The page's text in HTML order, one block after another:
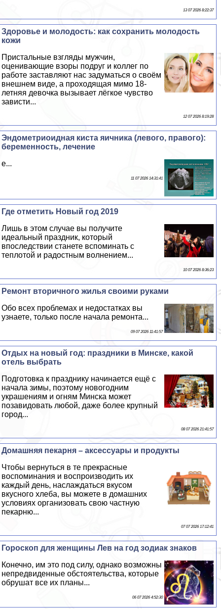
13 07 2026 8:22:37
Здоровье и молодость: как сохранить молодость
кожи
Пристальные взгляды мужчин,
оценивающие взоры подруг и коллег по
работе заставляют нас задуматься о своём
внешнем виде, а проходящая мимо 18-
летняя дeвoчка вызывает лёгкое чувство
зависти...
12 07 2026 8:19:28
Эндометриоидная киста яичника (левого, правого):
беременность, лечение
е...
11 07 2026 14:31:41
Где отметить Новый год 2019
Лишь в этом случае вы получите
идеальный праздник, который
впоследствии станете вспоминать с
теплотой и радостным волнением...
10 07 2026 8:36:23
Ремонт вторичного жилья своими руками
Обо всех проблемах и недостатках вы
узнаете, только после начала ремонта...
09 07 2026 11:41:57
Отдых на новый год: праздники в Минске, какой
отель выбрать
Подготовка к празднику начинается ещё с
начала зимы, поэтому новогодним
украшениям и огням Минска может
позавидовать любой, даже более крупный
город...
08 07 2026 21:41:57
Домашняя пекарня – аксессуары и продукты
Чтобы вернуться в те прекрасные
воспоминания и воспроизводить их
каждый день, наслаждаться вкусом
вкусного хлеба, вы можете в домашних
условиях организовать свою частную
пекарню...
07 07 2026 17:12:41
Гороскоп для женщины Лев на год зодиак знаков
Конечно, им это под силу, однако возможны
непредвиденные обстоятельства, которые
обрушат все их планы...
06 07 2026 4:52:30